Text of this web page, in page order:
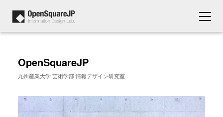
OpenSquareJP
九州産業大学 芸術学部 情報デザイン研究室